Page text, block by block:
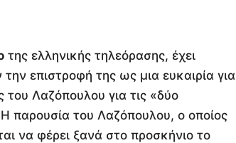
της ελληνικής τηλεόρασης, έχει
επιστροφή της ως μια ευκαιρία για
Λαζόπουλου για τις «δύο
παρουσία του Λαζόπουλου, ο οποίος
να φέρει ξανά στο προσκήνιο το